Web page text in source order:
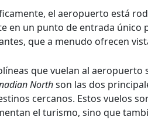
el aeropuerto está
en un punto de entrada único
que a menudo ofrecen
que vuelan al
Northson las dos
cercanos. Estos vuelos
el turismo, sino que